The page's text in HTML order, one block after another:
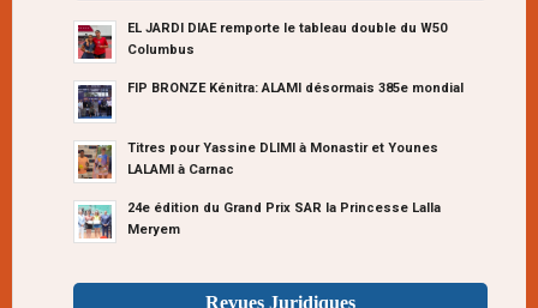
EL JARDI DIAE remporte le tableau double du W50
Columbus
FIP BRONZE Kénitra: ALAMI désormais 385e mondial
Titres pour Yassine DLIMI à Monastir et Younes
LALAMI à Carnac
24e édition du Grand Prix SAR la Princesse Lalla
Meryem
Revues Juridiques